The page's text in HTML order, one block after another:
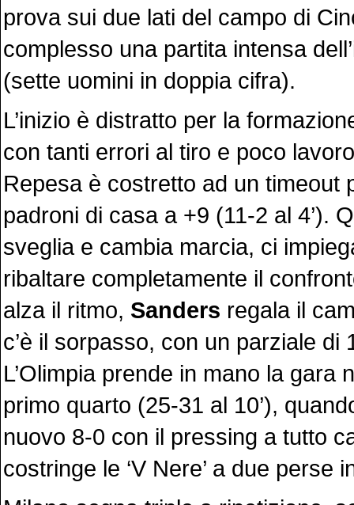
prova sui due lati del campo di
complesso una partita intensa
(sette uomini in doppia cifra).
L’inizio è distratto per la
con tanti errori al tiro e poco
Repesa è costretto ad un timeout
padroni di casa a +9 (11-2 al 4’).
sveglia e cambia marcia, ci
ribaltare completamente il
alza il ritmo, Sanders regala il
c’è il sorpasso, con un parziale di
L’Olimpia prende in mano la gara
primo quarto (25-31 al 10’),
nuovo 8-0 con il pressing a tutto
costringe le ‘V Nere’ a due perse